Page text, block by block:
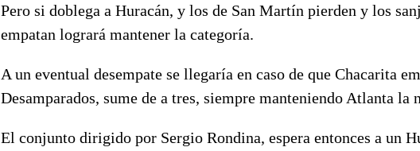
Pero si doblega a Huracán, y los de San Martín pierden y los
empatan logrará mantener la categoría.
A un eventual desempate se llegaría en caso de que Chacarita
Desamparados, sume de a tres, siempre manteniendo Atlanta la
El conjunto dirigido por Sergio Rondina, espera entonces a un